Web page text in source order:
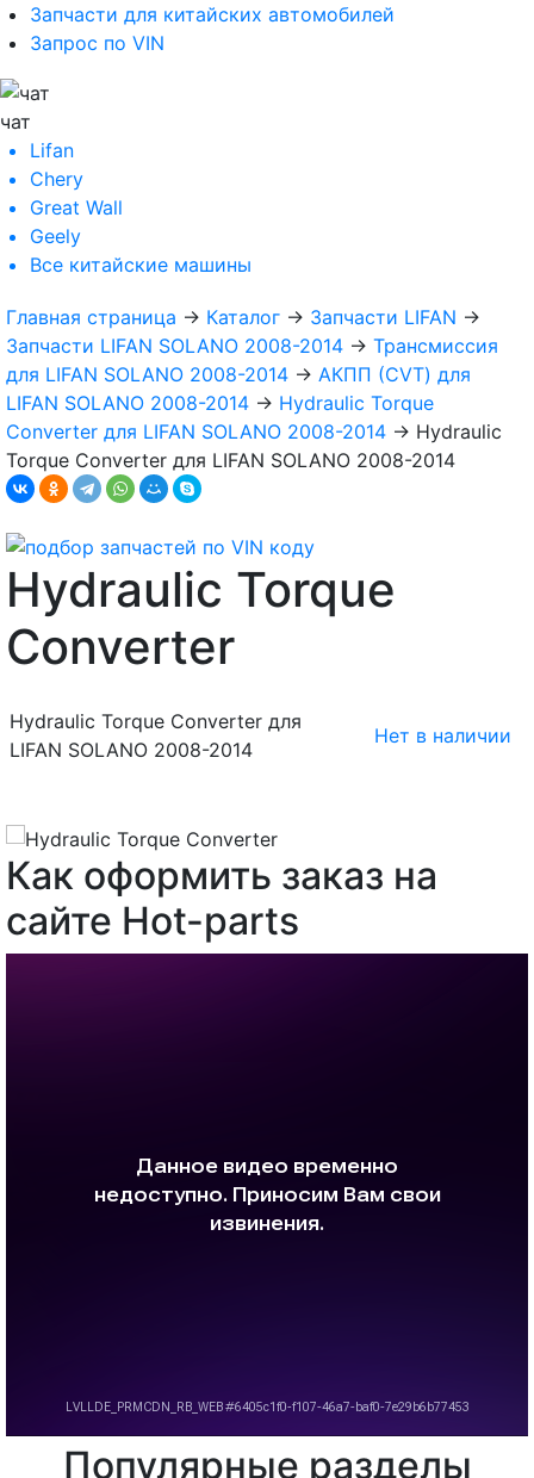
Запчасти для китайских автомобилей
Запрос по VIN
чат
Lifan
Chery
Great Wall
Geely
Все китайские машины
Главная страница → Каталог → Запчасти LIFAN →
Запчасти LIFAN SOLANO 2008-2014 → Трансмиссия
для LIFAN SOLANO 2008-2014 → АКПП (CVT) для
LIFAN SOLANO 2008-2014 → Hydraulic Torque
Converter для LIFAN SOLANO 2008-2014 → Hydraulic
Torque Converter для LIFAN SOLANO 2008-2014
Hydraulic Torque
Converter
Hydraulic Torque Converter для
LIFAN SOLANO 2008-2014
Нет в наличии
Как оформить заказ на
сайте Hot-parts
Популярные разделы